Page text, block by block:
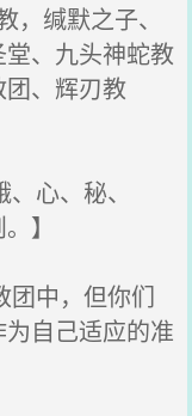
缄默之子、
、九头神蛇教
、辉刃教
心、秘、
】
中，但你们
自己适应的准